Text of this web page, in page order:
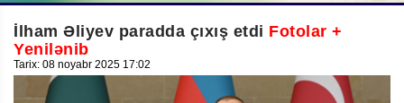
İlham Əliyev paradda çıxış etdi Fotolar +
Yenilənib
Tarix: 08 noyabr 2025 17:02